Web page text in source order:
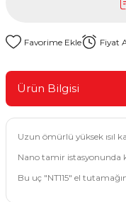
Fiyat
Ürün Bilgisi
Uzun ömürlü yüksek ısıl
Nano tamir istasyonunda
Bu uç "NT115" el